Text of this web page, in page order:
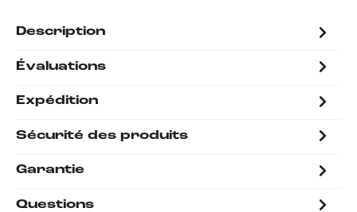
Description
Évaluations
Expédition
Sécurité des produits
Garantie
Questions